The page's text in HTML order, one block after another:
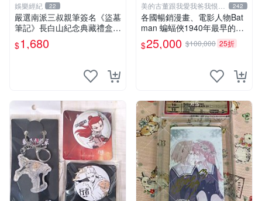
娛樂經紀 22
嚴選南派三叔親筆簽名《盜墓
筆記》長白山紀念典藏禮盒，
限量收藏必備 原著小說 定價
特別款
$1,680
美的古董跟我愛我爸我恨壞
人
242
各國暢銷漫畫、電影人物Bat
man 蝙蝠俠1940年最早的創
作者，這本書是Batman and
me 是Bob Kane 1990年出的
$25,000 $100,000 25折